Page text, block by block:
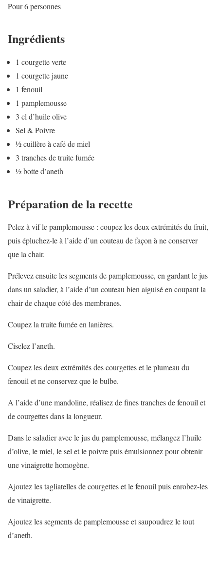
Pour 6 personnes
Ingrédients
1 courgette verte
1 courgette jaune
1 fenouil
1 pamplemousse
3 cl d’huile olive
Sel & Poivre
½ cuillère à café de miel
3 tranches de truite fumée
½ botte d’aneth
Préparation de la recette
Pelez à vif le pamplemousse : coupez les deux extrémités du fruit,
puis épluchez-le à l’aide d’un couteau de façon à ne conserver
que la chair.
Prélevez ensuite les segments de pamplemousse, en gardant le jus
dans un saladier, à l’aide d’un couteau bien aiguisé en coupant la
chair de chaque côté des membranes.
Coupez la truite fumée en lanières.
Ciselez l’aneth.
Coupez les deux extrémités des courgettes et le plumeau du
fenouil et ne conservez que le bulbe.
A l’aide d’une mandoline, réalisez de fines tranches de fenouil et
de courgettes dans la longueur.
Dans le saladier avec le jus du pamplemousse, mélangez l’huile
d’olive, le miel, le sel et le poivre puis émulsionnez pour obtenir
une vinaigrette homogène.
Ajoutez les tagliatelles de courgettes et le fenouil puis enrobez-les
de vinaigrette.
Ajoutez les segments de pamplemousse et saupoudrez le tout
d’aneth.